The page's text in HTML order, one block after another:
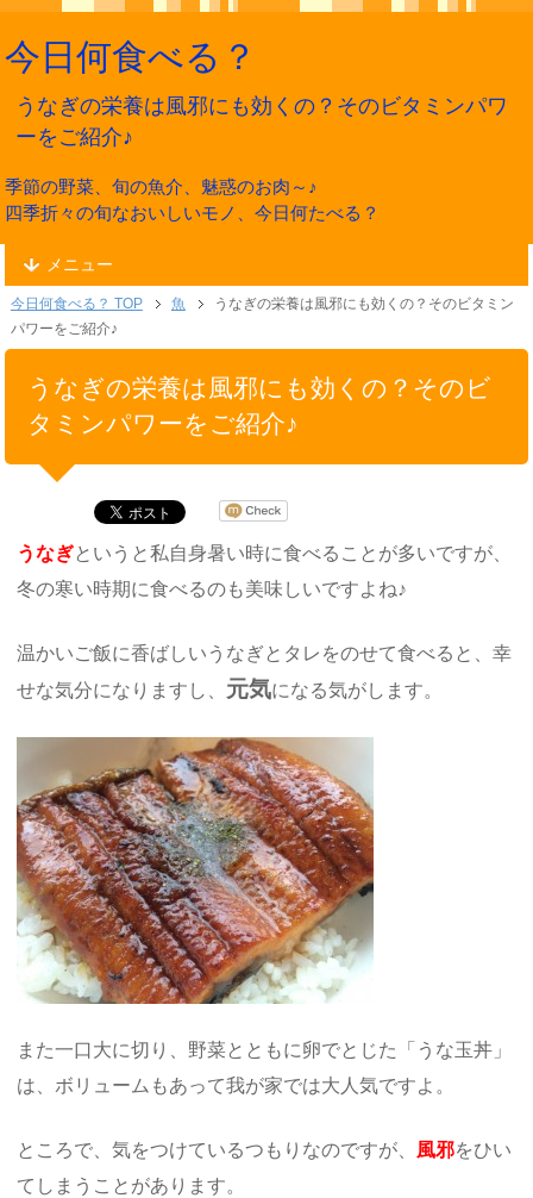
今日何食べる？
うなぎの栄養は風邪にも効くの？そのビタミンパワ
ーをご紹介♪
季節の野菜、旬の魚介、魅惑のお肉～♪
四季折々の旬なおいしいモノ、今日何たべる？
メニュー
今日何食べる？ TOP 魚
うなぎの栄養は風邪にも効くの？そのビタミン
パワーをご紹介♪
うなぎの栄養は風邪にも効くの？そのビ
タミンパワーをご紹介♪
うなぎというと私自身暑い時に食べることが多いですが、
冬の寒い時期に食べるのも美味しいですよね♪
温かいご飯に香ばしいうなぎとタレをのせて食べると、幸
せな気分になりますし、 元気になる気がします。
また一口大に切り、野菜とともに卵でとじた「うな玉丼」
は、ボリュームもあって我が家では大人気ですよ。
ところで、気をつけているつもりなのですが、 風邪をひい
てしまうことがあります。